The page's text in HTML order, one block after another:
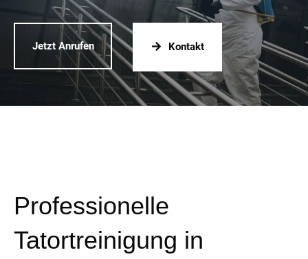
Jetzt Anrufen Kontakt
Professionelle
Tatortreinigung in